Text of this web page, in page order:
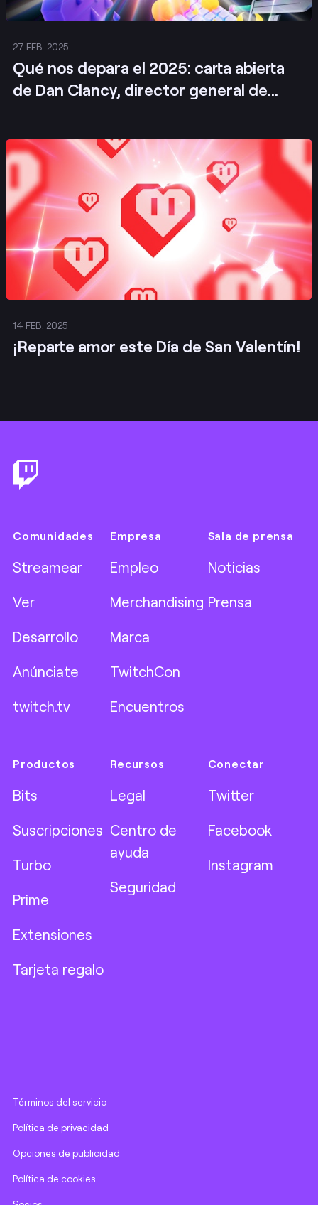
27 FEB. 2025
Qué nos depara el 2025: carta abierta
de Dan Clancy, director general de
14 FEB. 2025
¡Reparte amor este Día de San Valentín!
Publicar
Comunidades
Streamear
Ver
Desarrollo
Anúnciate
twitch.tv
Empresa
Empleo
Merchandising
Marca
TwitchCon
Encuentros
Sala de prensa
Noticias
Prensa
Productos
Bits
Suscripciones
Turbo
Prime
Extensiones
Tarjeta regalo
Recursos
Legal
Centro de
ayuda
Seguridad
Conectar
Twitter
Facebook
Instagram
Términos del servicio
Política de privacidad
Opciones de publicidad
Política de cookies